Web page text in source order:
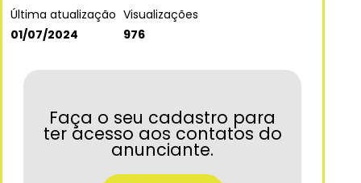
Última atualização
01/07/2024
Visualizações
976
Faça o seu cadastro para
ter acesso aos contatos do
anunciante.